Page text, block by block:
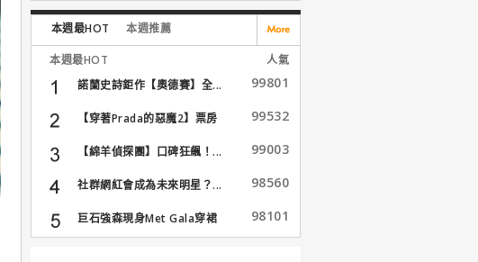
本週最HOT 本週推薦
本週最HOT
人氣
諾蘭史詩鉅作【奧德賽】全...
99801
【穿著Prada的惡魔2】票房
99532
【綿羊偵探團】口碑狂飆！... 99003
社群網紅會成為未來明星？... 98560
巨石強森現身Met Gala穿裙
子...
98101